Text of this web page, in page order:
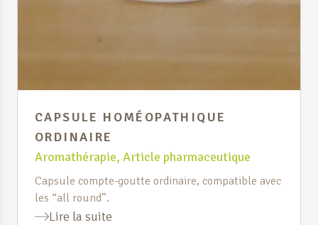
CAPSULE HOMÉOPATHIQUE
ORDINAIRE
Aromathérapie, Article pharmaceutique
Capsule compte-goutte ordinaire, compatible avec
les “all round”.
Lire la suite